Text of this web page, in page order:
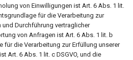
von Einwilligungen ist Art. 6 Abs. 1 lit.
für die Verarbeitung zur
Durchführung vertraglicher
von Anfragen ist Art. 6 Abs. 1 lit. b
für die Verarbeitung zur Erfüllung unserer
Art. 6 Abs. 1 lit. c DSGVO, und die